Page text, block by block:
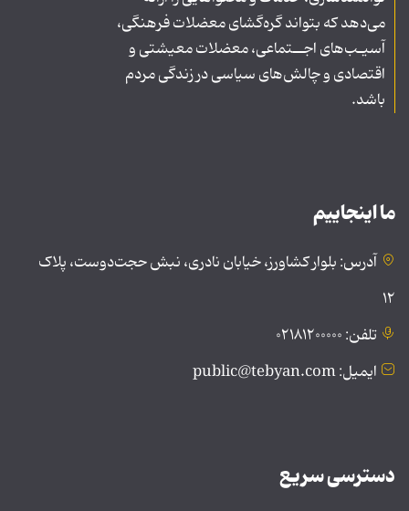
می‌دهد که بتواند گره‌گشای معضلات فرهنگی،
آسیـب‌های اجــتماعی، معضلات معیشتی و
اقتصادی و چالش‌های سیاسی در زندگی مردم
باشد.
ما اینجاییم
آدرس: بلوار کشاورز، خیابان نادری، نبش حجت‌دوست، پلاک
۱۲
تلفن: ۰۲۱۸۱۲۰۰۰۰۰
ایمیل: public@tebyan.com
دسترسی سریع